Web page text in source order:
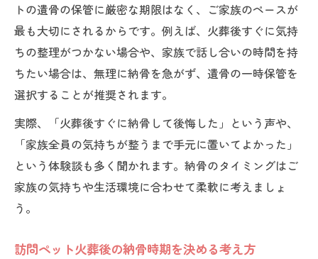
トの遺骨の保管に厳密な期限はなく、ご家族のペースが
最も大切にされるからです。例えば、火葬後すぐに気持
ちの整理がつかない場合や、家族で話し合いの時間を持
ちたい場合は、無理に納骨を急がず、遺骨の一時保管を
選択することが推奨されます。
実際、「火葬後すぐに納骨して後悔した」という声や、
「家族全員の気持ちが整うまで手元に置いてよかった」
という体験談も多く聞かれます。納骨のタイミングはご
家族の気持ちや生活環境に合わせて柔軟に考えましょ
う。
訪問ペット火葬後の納骨時期を決める考え方